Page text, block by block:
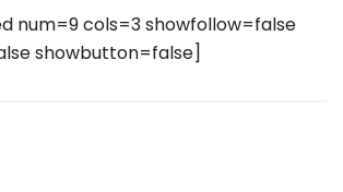
num=9 cols=3 showfollow=false
showbutton=false]